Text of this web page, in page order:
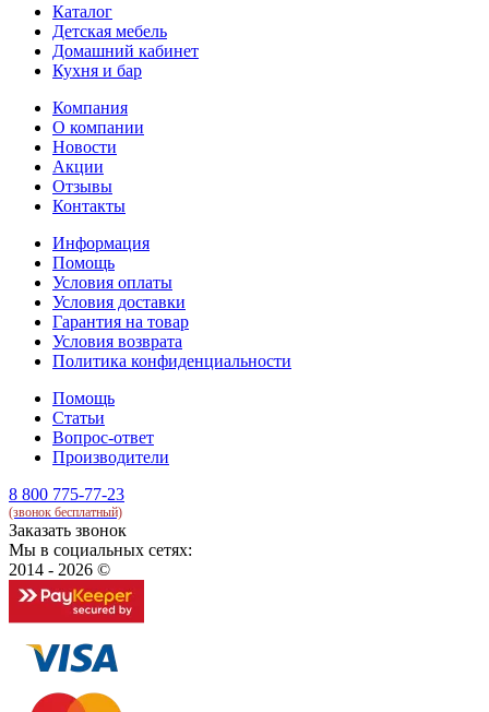
Каталог
Детская мебель
Домашний кабинет
Кухня и бар
Компания
О компании
Новости
Акции
Отзывы
Контакты
Информация
Помощь
Условия оплаты
Условия доставки
Гарантия на товар
Условия возврата
Политика конфиденциальности
Помощь
Статьи
Вопрос-ответ
Производители
8 800 775-77-23
(звонок бесплатный)
Заказать звонок
Мы в социальных сетях:
2014 - 2026 ©